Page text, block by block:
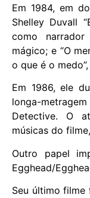
Em 1984, em
Shelley Duvall
como
mágico; e “O
o que é o
Em 1986, ele
longa-
Detective. O
músicas do
Outro papel
Egghead/
Seu último filme